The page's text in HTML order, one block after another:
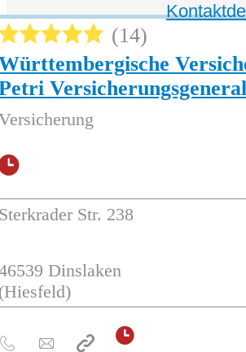
14
Str. 238
Dinslaken